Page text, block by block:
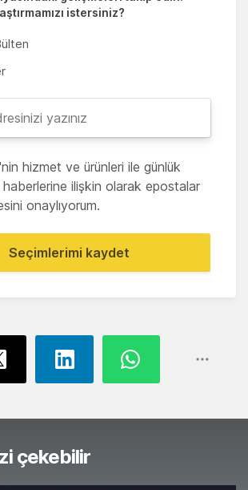
istersiniz?
hizmet ve ürünleri ile günlük
ilişkin olarak epostalar
onaylıyorum.
Seçimlerimi kaydet
çekebilir